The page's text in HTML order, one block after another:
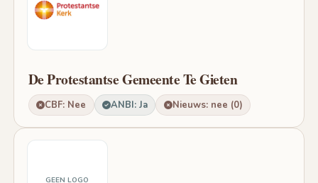
De Protestantse Gemeente Te Gieten
CBF: Nee ANBI: Ja Nieuws: nee (0)
GEEN LOGO